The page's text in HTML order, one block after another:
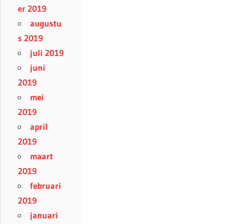
er 2019
augustu
s 2019
juli 2019
juni
2019
mei
2019
april
2019
maart
2019
februari
2019
januari